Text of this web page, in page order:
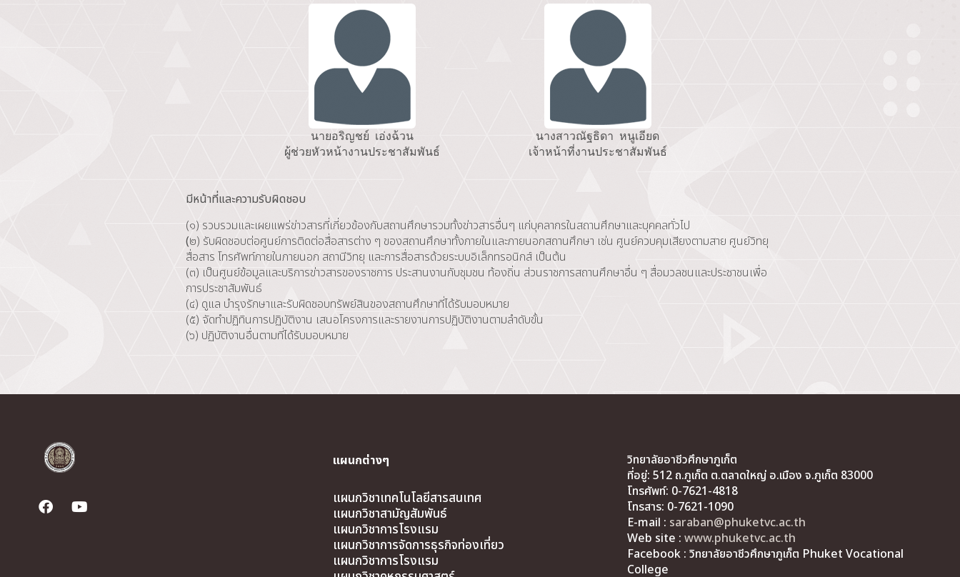
นายอริญชย์ เอ่งฉ้วน
ผู้ช่วยหัวหน้างานประชาสัมพันธ์
นางสาวณัฐธิดา หนูเอียด
เจ้าหน้าที่งานประชาสัมพันธ์
มีหน้าที่และความรับผิดชอบ
(๑) รวบรวมและเผยแพร่ข่าวสารที่เกี่ยวข้องกับสถานศึกษารวมทั้งข่าวสารอื่นๆ แก่บุคลากรในสถานศึกษาและบุคคลทั่วไป
(๒) รับผิดชอบต่อศูนย์การติดต่อสื่อสารต่าง ๆ ของสถานศึกษาทั้งภายในและภายนอกสถานศึกษา เช่น ศูนย์ควบคุมเสียงตามสาย ศูนย์วิทยุ
สื่อสาร โทรศัพท์ภายในภายนอก สถานีวิทยุ และการสื่อสารด้วยระบบอิเล็กทรอนิกส์ เป็นต้น
(๓) เป็นศูนย์ข้อมูลและบริการข่าวสารของราชการ ประสานงานกับชุมชน ท้องถิ่น ส่วนราชการสถานศึกษาอื่น ๆ สื่อมวลชนและประชาชนเพื่อ
การประชาสัมพันธ์
(๔) ดูแล บำรุงรักษาและรับผิดชอบทรัพย์สินของสถานศึกษาที่ได้รับมอบหมาย
(๕) จัดทำปฏิทินการปฏิบัติงาน เสนอโครงการและรายงานการปฏิบัติงานตามลำดับขั้น
(๖) ปฏิบัติงานอื่นตามที่ได้รับมอบหมาย
แผนกต่างๆ
แผนกวิชาเทคโนโลยีสารสนเทศ
แผนกวิชาสามัญสัมพันธ์
แผนกวิชาการโรงแรม
แผนกวิชาการจัดการธุรกิจท่องเที่ยว
แผนกวิชาการโรงแรม
วิทยาลัยอาชีวศึกษาภูเก็ต
ที่อยู่: 512 ถ.ภูเก็ต ต.ตลาดใหญ่ อ.เมือง จ.ภูเก็ต 83000
โทรศัพท์: 0-7621-4818
โทรสาร: 0-7621-1090
E-mail : saraban@phuketvc.ac.th
Web site :www.phuketvc.ac.th
Facebook : วิทยาลัยอาชีวศึกษาภูเก็ต Phuket Vocational
College